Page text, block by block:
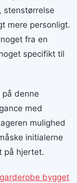
stenstørrelse
mere personligt.
fra en
specifikt til
denne
med
mulighed
initialerne
på hjertet.
bygget